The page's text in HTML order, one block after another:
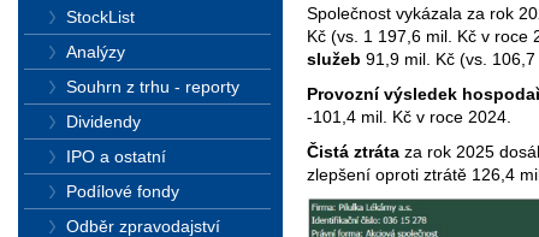
Společnost vykázala za rok
Kč (vs. 1 197,6 mil. Kč v roce
služeb 91,9 mil. Kč (vs.
Provozní výsledek
-101,4 mil. Kč v roce 2024.
Čistá ztráta za rok 2025
zlepšení oproti ztrátě 126,4
StockList
Analýzy
Souhrn z trhu - reporty
Dividendy
IPO a ostatní
Podílové fondy
Odběr zpravodajství